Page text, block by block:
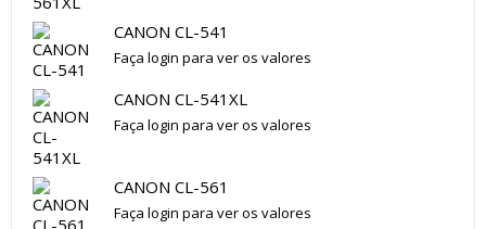
CANON CL-541
Faça login para ver os valores
CANON CL-541XL
Faça login para ver os valores
CANON CL-561
Faça login para ver os valores